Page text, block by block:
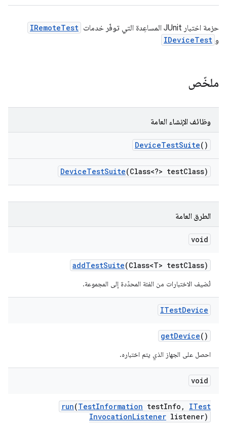
حزمة اختبار JUnit المساعِدة التي توفّر خدمات IRemoteTest
و IDeviceTest
ملخّص
وظائف الإنشاء العامة
DeviceTestSuite()
DeviceTestSuite(Class<?> testClass)
الطرق العامة
void
addTestSuite(Class<T> testClass)
تُضيف الاختبارات من الفئة المحدّدة إلى المجموعة.
ITestDevice
getDevice()
احصل على الجهاز الذي يتم اختباره.
void
run(TestInformation testInfo ,
ITest
InvocationListener listener)